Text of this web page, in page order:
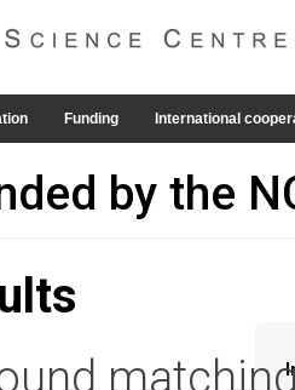
Funding International
by the